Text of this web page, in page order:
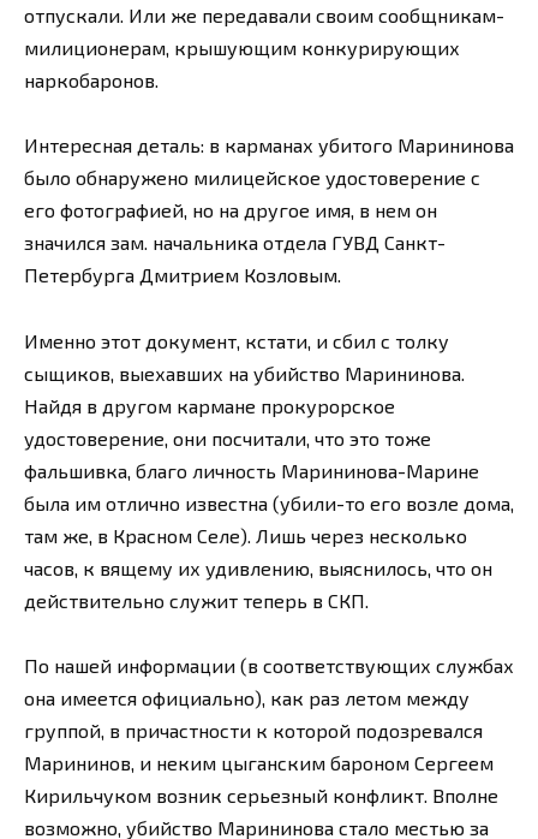
отпускали. Или же передавали своим сообщникам-
милиционерам, крышующим конкурирующих
наркобаронов.
Интересная деталь: в карманах убитого Марининова
было обнаружено милицейское удостоверение с
его фотографией, но на другое имя, в нем он
значился зам. начальника отдела ГУВД Санкт-
Петербурга Дмитрием Козловым.
Именно этот документ, кстати, и сбил с толку
сыщиков, выехавших на убийство Марининова.
Найдя в другом кармане прокурорское
удостоверение, они посчитали, что это тоже
фальшивка, благо личность Марининова-Марине
была им отлично известна (убили-то его возле дома,
там же, в Красном Селе). Лишь через несколько
часов, к вящему их удивлению, выяснилось, что он
действительно служит теперь в СКП.
По нашей информации (в соответствующих службах
она имеется официально), как раз летом между
группой, в причастности к которой подозревался
Марининов, и неким цыганским бароном Сергеем
Кирильчуком возник серьезный конфликт. Вполне
возможно, убийство Марининова стало местью за